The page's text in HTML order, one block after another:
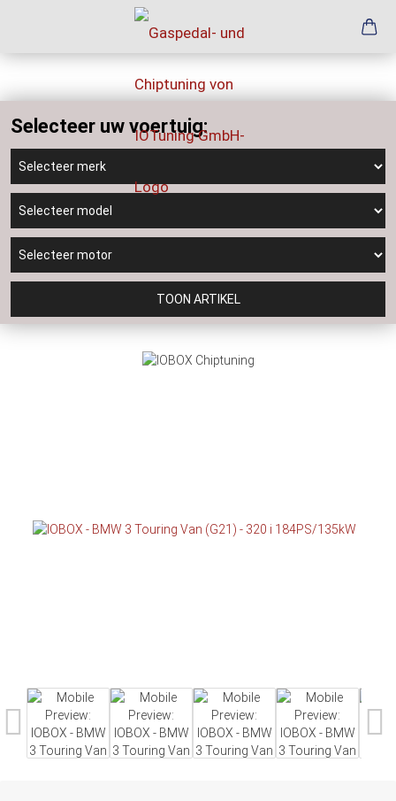
Selecteer uw voertuig:
TOON ARTIKEL